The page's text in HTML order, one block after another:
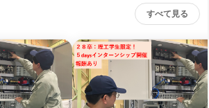
すべて見る